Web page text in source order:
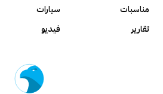
مناسبات
سيارات
تقارير
فيديو